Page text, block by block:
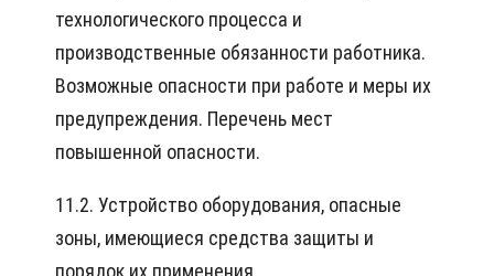
технологического процесса и
производственные обязанности работника.
Возможные опасности при работе и меры их
предупреждения. Перечень мест
повышенной опасности.
11.2. Устройство оборудования, опасные
зоны, имеющиеся средства защиты и